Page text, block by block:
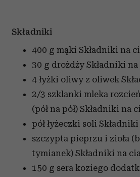
Składniki
400 g mąki Składniki na
30 g drożdży Składniki
4 łyżki oliwy z oliwek
2/3 szklanki mleka
(pół na pół) Składniki na
pół łyżeczki soli
szczypta pieprzu i zioła
tymianek) Składniki na
150 g sera koziego